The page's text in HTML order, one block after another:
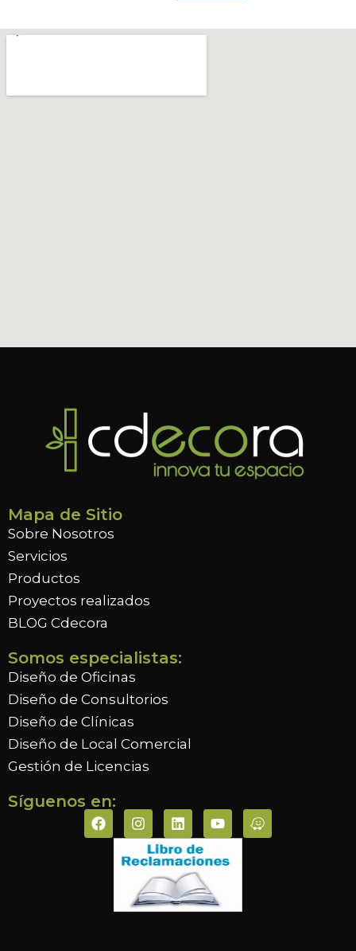
Mapa de Sitio
Sobre Nosotros
Servicios
Productos
Proyectos realizados
BLOG Cdecora
Somos especialistas:
Diseño de Oficinas
Diseño de Consultorios
Diseño de Clínicas
Diseño de Local Comercial
Gestión de Licencias
Síguenos en: